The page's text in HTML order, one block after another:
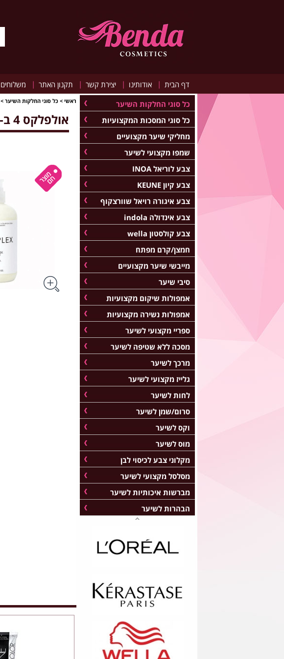
דף הבית | אודותינו | יצירת קשר | תקנון האתר | משלוחים
ראשי > כל סוגי החלקות השיער >
אולפלקס 4 ב- 1 מסכת לחות אינטנסיבית 370 מ"ל OLAPLEX
כל סוגי החלקות השיער
כל סוגי המסכות המקצועיות
מחליקי שיער מקצועיים
שמפו מקצועי לשיער
צבע לוריאל INOA
צבע קיון KEUNE
צבע איגורה רויאל שוורצקוף
צבע אינדולה indola
צבע קולסטון wella
חמצן/קרם מפתח
מייבשי שיער מקצועיים
סיבי שיער
אמפולות שיקום מקצועיות
אמפולות נשירה מקצועיות
ספריי מקצועי לשיער
מסכה ללא שטיפה לשיער
מרכך לשיער
גלייז מקצועי לשיער
לחות לשיער
סרום/שמן לשיער
וקס לשיער
מוס לשיער
מקלוני צבע לכיסוי לבן
מסלסל מקצועי לשיער
מברשות איכותיות לשיער
הבהרות לשיער